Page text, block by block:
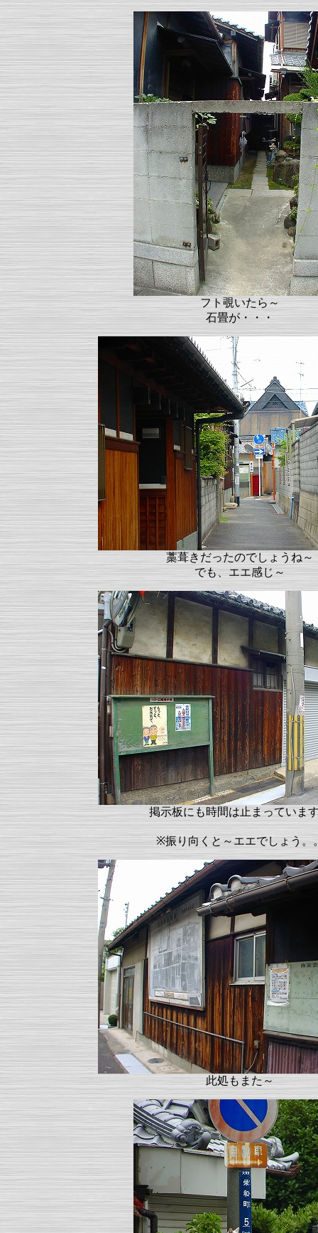
フト覗いたら～
石畳が・・・
藁葺きだったのでしょうね～
でも、エエ感じ～
掲示板にも時間は止まっていま
※振り向くと～エエでしょう。
此処もまた～